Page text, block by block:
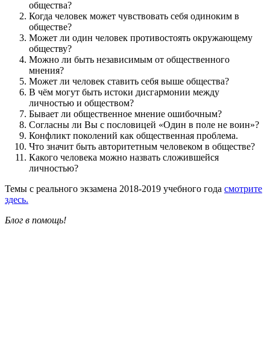
общества?
Когда человек может чувствовать себя одиноким в
обществе?
Может ли один человек противостоять окружающему
обществу?
Можно ли быть независимым от общественного
мнения?
Может ли человек ставить себя выше общества?
В чём могут быть истоки дисгармонии между
личностью и обществом?
Бывает ли общественное мнение ошибочным?
Согласны ли Вы с пословицей «Один в поле не воин»?
Конфликт поколений как общественная проблема.
Что значит быть авторитетным человеком в обществе?
Какого человека можно назвать сложившейся
личностью?
Темы с реального экзамена 2018-2019 учебного года смотрите
здесь.
Блог в помощь!